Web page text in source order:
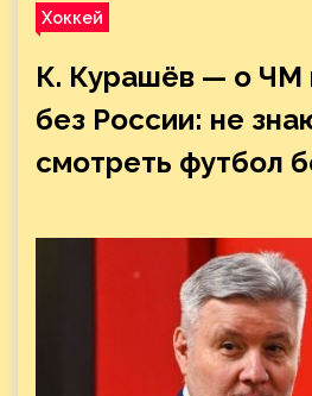
Хоккей
К. Курашёв — о ЧМ
без России: не
смотреть футбол